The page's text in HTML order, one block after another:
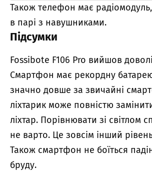
Також телефон має
в парі з навушниками.
Підсумки
Fossibote F106 Pro вийшов
Смартфон має рекордну
значно довше за звичайні
ліхтарик може повністю
ліхтар. Порівнювати зі світлом
не варто. Це зовсім інший
Також смартфон не боїться
бруду.